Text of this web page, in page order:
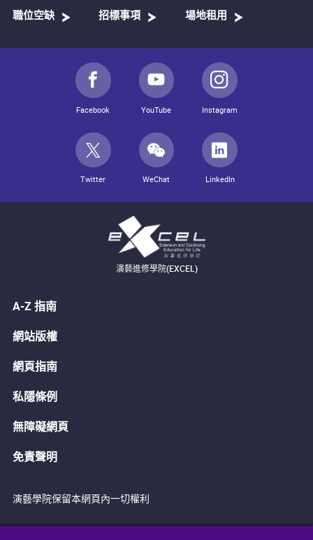
職位空缺 招標事項 場地租用
Facebook YouTube Instagram
Twitter WeChat LinkedIn
演藝進修學院(EXCEL)
A-Z 指南
網站版權
網頁指南
私隱條例
無障礙網頁
免責聲明
演藝學院保留本網頁內一切權利